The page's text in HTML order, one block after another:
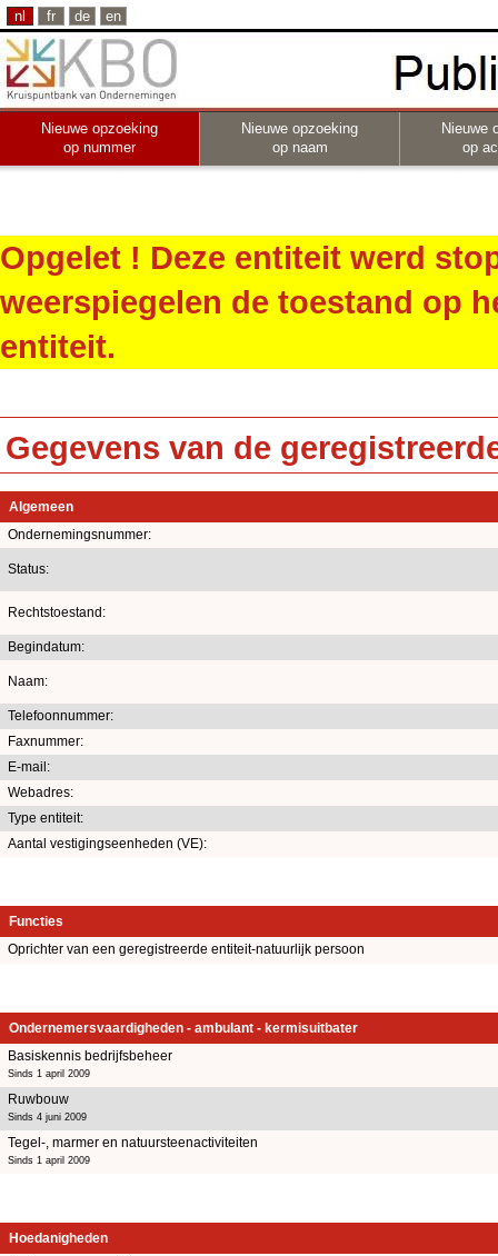
nl fr de en
Nieuwe opzoeking
op nummer
Nieuwe opzoeking
op naam
Nieuwe
op
Opgelet ! Deze entiteit werd
weerspiegelen de toestand op
entiteit.
Gegevens van de
Algemeen
Ondernemingsnummer:
Status:
Rechtstoestand:
Begindatum:
Naam:
Telefoonnummer:
Faxnummer:
E-mail:
Webadres:
Type entiteit:
Aantal vestigingseenheden (VE):
Functies
Oprichter van een geregistreerde entiteit-natuurlijk persoon
Ondernemersvaardigheden - ambulant - kermisuitbater
Basiskennis bedrijfsbeheer
Sinds 1 april 2009
Ruwbouw
Sinds 4 juni 2009
Tegel-, marmer en natuursteenactiviteiten
Sinds 1 april 2009
Hoedanigheden